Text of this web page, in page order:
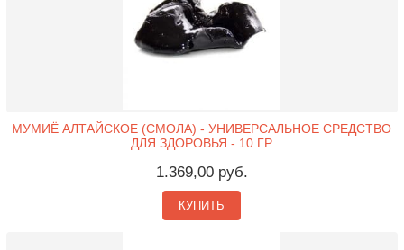
МУМИЁ АЛТАЙСКОЕ (СМОЛА) - УНИВЕРСАЛЬНОЕ СРЕДСТВО
ДЛЯ ЗДОРОВЬЯ - 10 ГР.
1.369,00 руб.
КУПИТЬ